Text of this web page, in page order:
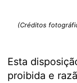
(Créditos
Esta
proibida e